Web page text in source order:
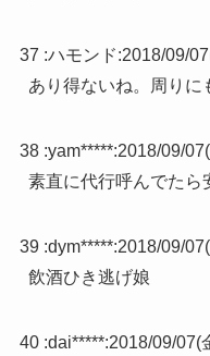
37 :ハモンド:2018/09/
あり得ないね。周りに
38 :yam*****:2018/09/
素直に代行呼んでたら
39 :dym*****:2018/09/
飲酒ひき逃げ娘
40 :dai*****:2018/09/07(